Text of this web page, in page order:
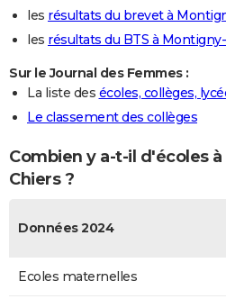
les résultats du brevet à
les résultats du BTS à
Sur le Journal des Femmes :
La liste des écoles, collèges,
Le classement des collèges
Combien y a-t-il d'écoles
Chiers ?
Données 2024
Ecoles maternelles